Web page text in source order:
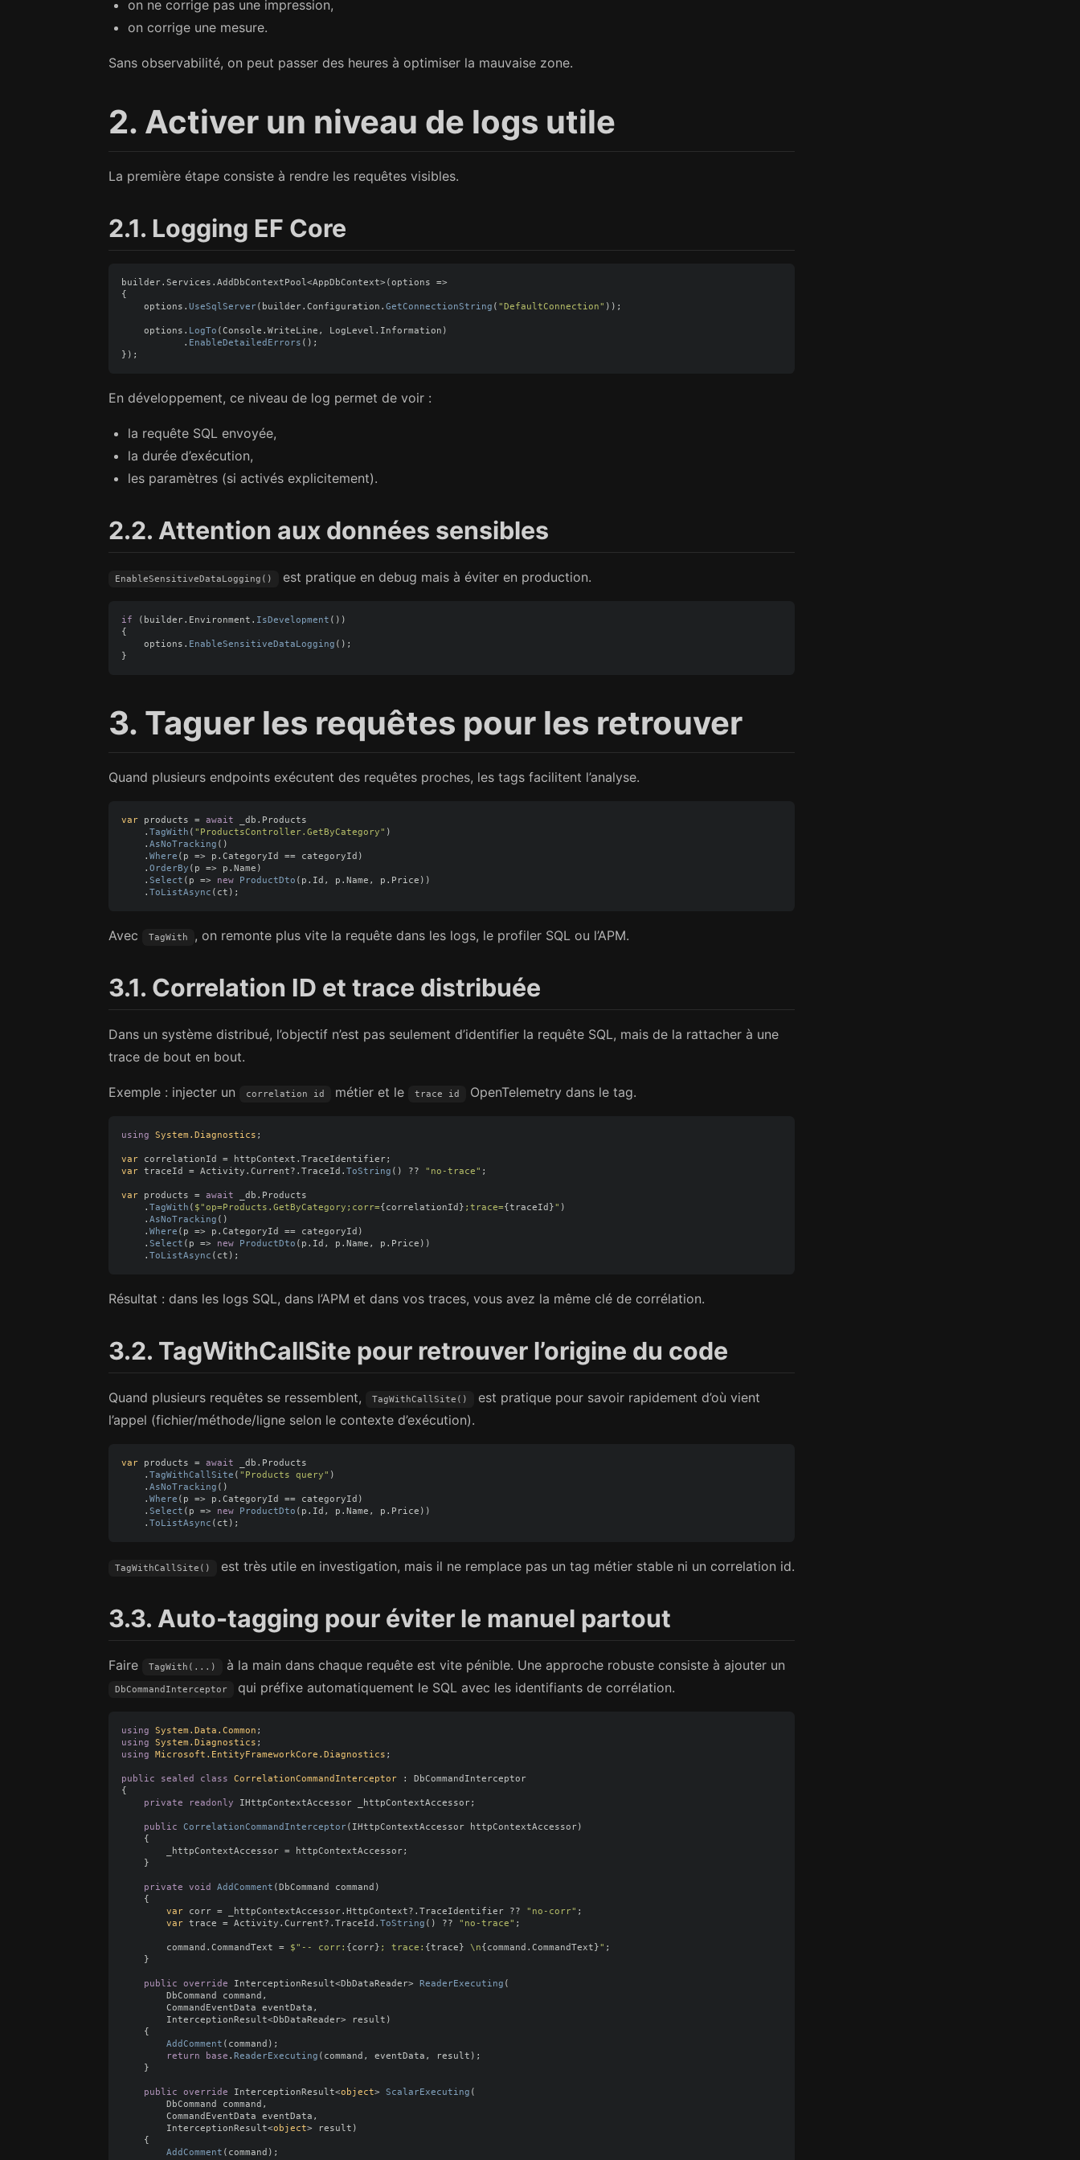
on ne corrige pas une impression,
on corrige une mesure.
Sans observabilité, on peut passer des heures à optimiser la mauvaise zone.
2. Activer un niveau de logs utile
La première étape consiste à rendre les requêtes visibles.
2.1. Logging EF Core
builder. Services . AddDbContextPool<AppDbContext>( options
=>
{
options . UseSqlServer( builder. Configuration . GetConnectionString ( "DefaultConnection" ));
options . LogTo ( Console . WriteLine , LogLevel . Information )
. EnableDetailedErrors ();
});
En développement, ce niveau de log permet de voir :
la requête SQL envoyée,
la durée d’exécution,
les paramètres (si activés explicitement).
2.2. Attention aux données sensibles
EnableSensitiveDataLogging() est pratique en debug mais à éviter en production.
if ( builder. Environment . IsDevelopment ())
{
options . EnableSensitiveDataLogging ();
}
3. Taguer les requêtes pour les retrouver
Quand plusieurs endpoints exécutent des requêtes proches, les tags facilitent l’analyse.
var products = await _db . Products
. TagWith ( "ProductsController.GetByCategory" )
. AsNoTracking ()
. Where ( p => p . CategoryId == categoryId )
. OrderBy ( p => p . Name )
. Select ( p => new ProductDto ( p . Id , p . Name , p . Price ))
. ToListAsync ( ct );
Avec TagWith , on remonte plus vite la requête dans les logs, le profiler SQL ou l’APM.
3.1. Correlation ID et trace distribuée
Dans un système distribué, l’objectif n’est pas seulement d’identifier la requête SQL, mais de la rattacher à une
trace de bout en bout.
Exemple : injecter un correlation id métier et le trace id OpenTelemetry dans le tag.
using System.Diagnostics ;
var correlationId = httpContext . TraceIdentifier;
var traceId = Activity . Current?. TraceId . ToString () ?? "no-trace" ;
var products = await _db . Products
. TagWith ( $"op=Products.GetByCategory;corr={ correlationId } ;trace={ traceId }" )
. AsNoTracking ()
. Where ( p => p . CategoryId == categoryId )
. Select ( p => new ProductDto ( p . Id , p . Name , p . Price ))
. ToListAsync ( ct );
Résultat : dans les logs SQL, dans l’APM et dans vos traces, vous avez la même clé de corrélation.
3.2. TagWithCallSite pour retrouver l’origine du code
Quand plusieurs requêtes se ressemblent, TagWithCallSite()
est pratique pour savoir rapidement d’où vient
l’appel (fichier/méthode/ligne selon le contexte d’exécution).
var products = await _db . Products
. TagWithCallSite ( "Products query" )
. AsNoTracking ()
. Where ( p => p . CategoryId == categoryId )
. Select ( p => new ProductDto ( p . Id , p . Name , p . Price ))
. ToListAsync ( ct );
TagWithCallSite() est très utile en investigation, mais il ne remplace pas un tag métier stable ni un correlation id.
3.3. Auto-tagging pour éviter le manuel partout
Faire TagWith(...) à la main dans chaque requête est vite pénible. Une approche robuste consiste à ajouter un
DbCommandInterceptor qui préfixe automatiquement le SQL avec les identifiants de corrélation.
using System.Data.Common ;
using
System.Diagnostics ;
using
Microsoft.EntityFrameworkCore.Diagnostics ;
public sealed class CorrelationCommandInterceptor :
DbCommandInterceptor
{
private
readonly IHttpContextAccessor _httpContextAccessor;
public CorrelationCommandInterceptor( IHttpContextAccessor httpContextAccessor)
{
_httpContextAccessor = httpContextAccessor;
}
private void AddComment ( DbCommand command )
{
var
corr = _httpContextAccessor. HttpContext?. TraceIdentifier ?? "no-corr" ;
var trace = Activity . Current?. TraceId . ToString () ?? "no-trace" ;
command . CommandText = $"-- corr: { corr} ; trace: { trace } \n{ command . CommandText }" ;
}
public override InterceptionResult<DbDataReader> ReaderExecuting (
DbCommand
command ,
CommandEventData
eventData ,
InterceptionResult<DbDataReader> result )
{
AddComment ( command );
return
base . ReaderExecuting ( command , eventData , result );
}
public override InterceptionResult<object> ScalarExecuting (
DbCommand
command ,
CommandEventData
eventData ,
InterceptionResult<object> result )
{
AddComment ( command );